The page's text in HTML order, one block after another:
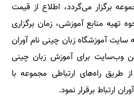
برگزار می‌گردد، اطلاع از قیمت
تهیه منابع آموزشی، زمان برگزاری
آموزشگاه زبان چینی نام آوران
وب‌سایت برای آموزش زبان چینی
راه‌های ارتباطی مجموعه با
ارتباط برقرار نمود.